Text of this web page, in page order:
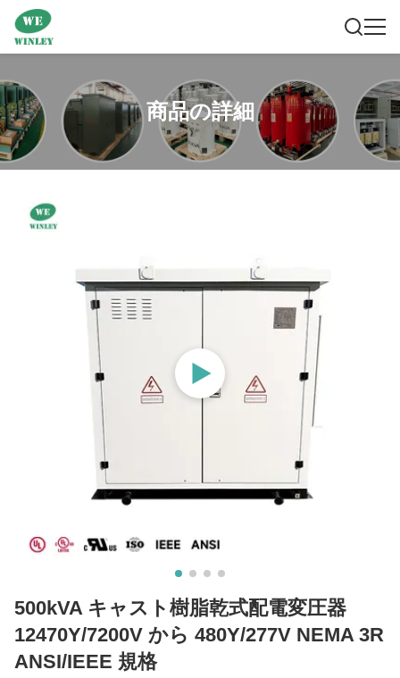
商品の詳細
500kVA キャスト樹脂乾式配電変圧器
12470Y/7200V から 480Y/277V NEMA 3R
ANSI/IEEE 規格